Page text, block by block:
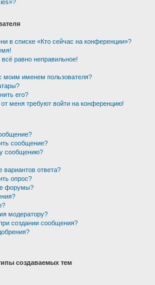
в списке «Кто сейчас на конференции»?
равно неправильное!
моим именем пользователя?
его?
меня требуют войти на конференцию!
сообщение?
сообщению?
ответа?
опрос?
форумы?
модератору?
создании сообщения?
создаваемых тем